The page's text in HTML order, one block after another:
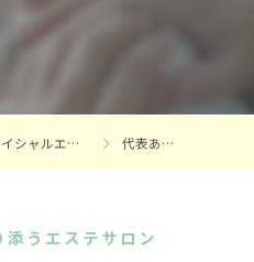
岡山県玉野市のエステならフェイシャルエステサロンMOKU 代表あいさつ
うエステサロン